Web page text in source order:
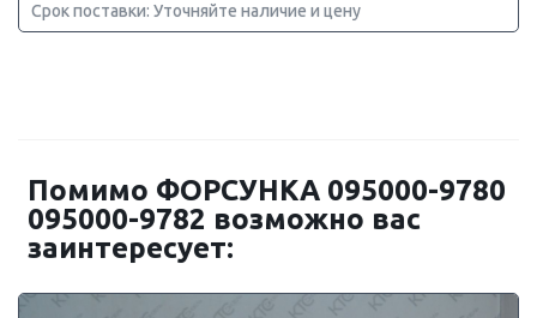
Срок поставки: Уточняйте наличие и цену
Помимо ФОРСУНКА 095000-9780
095000-9782 возможно вас
заинтересует: